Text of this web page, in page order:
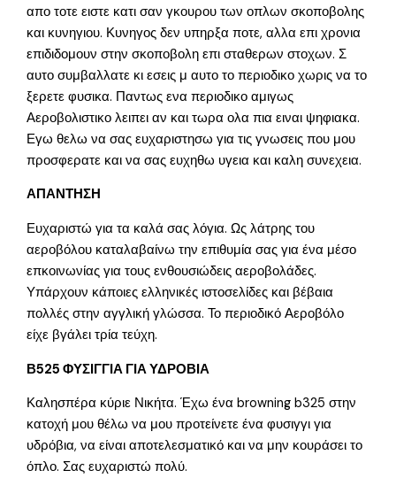
απο τοτε ειστε κατι σαν γκουρου των οπλων σκοποβολης
και κυνηγιου. Κυνηγος δεν υπηρξα ποτε, αλλα επι χρονια
επιδιδομουν στην σκοποβολη επι σταθερων στοχων. Σ
αυτο συμβαλλατε κι εσεις μ αυτο το περιοδικο χωρις να το
ξερετε φυσικα. Παντως ενα περιοδικο αμιγως
Αεροβολιστικο λειπει αν και τωρα ολα πια ειναι ψηφιακα.
Εγω θελω να σας ευχαριστησω για τις γνωσεις που μου
προσφερατε και να σας ευχηθω υγεια και καλη συνεχεια.
ΑΠΑΝΤΗΣΗ
Ευχαριστώ για τα καλά σας λόγια. Ως λάτρης του
αεροβόλου καταλαβαίνω την επιθυμία σας για ένα μέσο
επκοινωνίας για τους ενθουσιώδεις αεροβολάδες.
Υπάρχουν κάποιες ελληνικές ιστοσελίδες και βέβαια
πολλές στην αγγλική γλώσσα. Το περιοδικό Αεροβόλο
είχε βγάλει τρία τεύχη.
Β525 ΦΥΣΙΓΓΙΑ ΓΙΑ ΥΔΡΟΒΙΑ
Καλησπέρα κύριε Νικήτα. Έχω ένα browning b325 στην
κατοχή μου θέλω να μου προτείνετε ένα φυσιγγι για
υδρόβια, να είναι αποτελεσματικό και να μην κουράσει το
όπλο. Σας ευχαριστώ πολύ.